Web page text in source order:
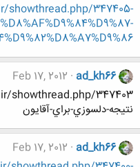
showthread.php/347405-
ad_kh66
Feb 17, 2012
نتيجه-دلسوزي-براي-آقايون
ad_kh66
Feb 17, 2012